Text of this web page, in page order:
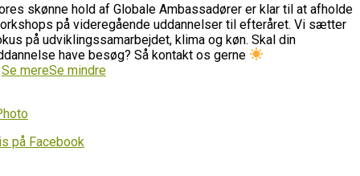
skønne hold af Globale Ambassadører er klar til at afholde
på videregående uddannelser til efteråret. Vi sætter
på udviklingssamarbejdet, klima og køn. Skal din
have besøg? Så kontakt os gerne
Se mereSe mindre
på Facebook